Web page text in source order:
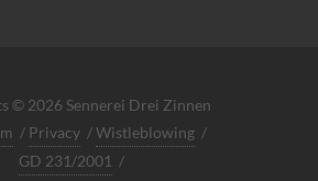
© 2026 Sennerei Drei Zinnen
/ Privacy /Wistleblowing /
GD 231/2001 /